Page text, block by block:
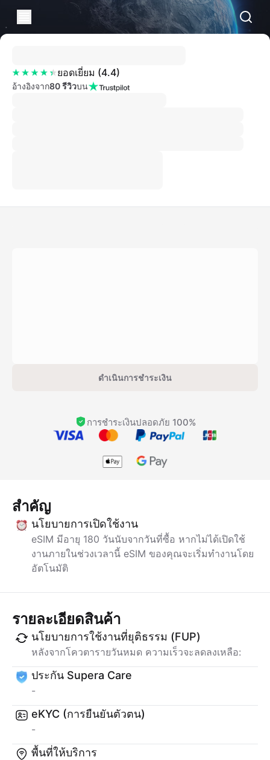
ยอดเยี่ยม (4.4)
อ้างอิงจาก80 รีวิวบน
ดำเนินการชำระเงิน
การชำระเงินปลอดภัย 100%
สำคัญ
นโยบายการเปิดใช้งาน
eSIM มีอายุ 180 วันนับจากวันที่ซื้อ หากไม่ได้เปิดใช้
งานภายในช่วงเวลานี้ eSIM ของคุณจะเริ่มทำงานโดย
อัตโนมัติ
รายละเอียดสินค้า
นโยบายการใช้งานที่ยุติธรรม (FUP)
หลังจากโควตารายวันหมด ความเร็วจะลดลงเหลือ:
ประกัน Supera Care
-
eKYC (การยืนยันตัวตน)
-
พื้นที่ให้บริการ